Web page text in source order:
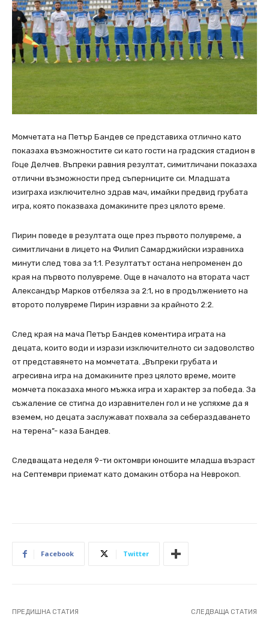
Момчетата на Петър Бандев се представиха отлично като
показаха възможностите си като гости на градския стадион в
Гоце Делчев. Въпреки равния резултат, симитличани показаха
отлични възможности пред съперниците си. Младшата
изиграха изключително здрав мач, имайки предвид грубата
игра, която показваха домакините през цялото време.
Пирин поведе в резултата още през първото полувреме, а
симитличани в лицето на Филип Самарджийски изравниха
минути след това за 1:1. Резултатът остана непроменен до
края на първото полувреме. Още в началото на втората част
Александър Марков отбеляза за 2:1, но в продължението на
второто полувреме Пирин изравни за крайното 2:2.
След края на мача Петър Бандев коментира играта на
децата, които води и изрази изключителното си задоволство
от представянето на момчетата. „Въпреки грубата и
агресивна игра на домакините през цялото време, моите
момчета показаха много мъжка игра и характер за победа. За
съжаление се стигна до изравнителен гол и не успяхме да я
вземем, но децата заслужават похвала за себераздаването
на терена”- каза Бандев.
Следващата неделя 9-ти октомври юношите младша възраст
на Септември приемат като домакин отбора на Неврокоп.
Facebook Twitter
ПРЕДИШНА СТАТИЯ СЛЕДВАЩА СТАТИЯ